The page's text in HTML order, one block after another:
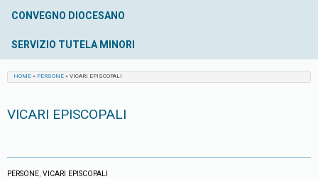
CONVEGNO DIOCESANO
SERVIZIO TUTELA MINORI
HOME » PERSONE » VICARI EPISCOPALI
VICARI EPISCOPALI
PERSONE, VICARI EPISCOPALI